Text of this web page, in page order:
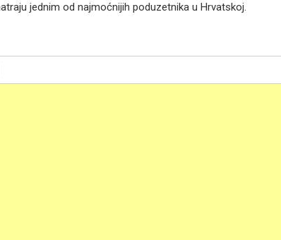
jednim od najmoćnijih poduzetnika u Hrvatskoj.